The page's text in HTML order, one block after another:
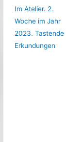
Im Atelier. 2.
Woche im Jahr
2023. Tastende
Erkundungen